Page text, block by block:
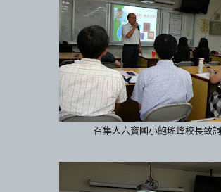
召集人六寶國小鮑瑤峰校長致詞